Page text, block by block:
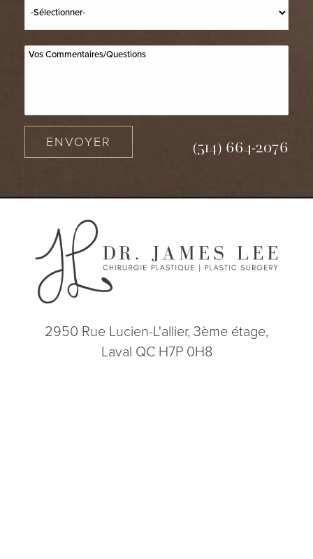
ENVOYER (514) 664-2076
2950 Rue Lucien-L'allier, 3ème étage,
Laval QC H7P 0H8